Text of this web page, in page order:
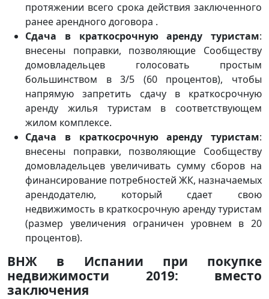
протяжении всего срока действия заключенного
ранее арендного договора .
Сдача в краткосрочную аренду туристам:
внесены поправки, позволяющие Сообществу
домовладельцев голосовать простым
большинством в 3/5 (60 процентов), чтобы
напрямую запретить сдачу в краткосрочную
аренду жилья туристам в соответствующем
жилом комплексе.
Сдача в краткосрочную аренду туристам:
внесены поправки, позволяющие Сообществу
домовладельцев увеличивать сумму сборов на
финансирование потребностей ЖК, назначаемых
арендодателю, который сдает свою
недвижимость в краткосрочную аренду туристам
(размер увеличения ограничен уровнем в 20
процентов).
ВНЖ в Испании при покупке
недвижимости 2019: вместо
заключения